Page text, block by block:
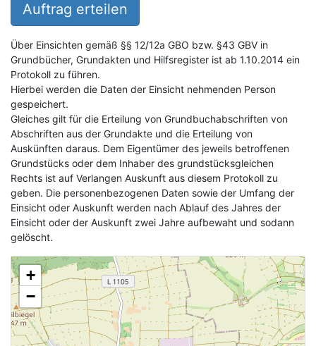
Auftrag erteilen
Über Einsichten gemäß §§ 12/12a GBO bzw. §43 GBV in
Grundbücher, Grundakten und Hilfsregister ist ab 1.10.2014 ein
Protokoll zu führen.
Hierbei werden die Daten der Einsicht nehmenden Person
gespeichert.
Gleiches gilt für die Erteilung von Grundbuchabschriften von
Abschriften aus der Grundakte und die Erteilung von
Auskünften daraus. Dem Eigentümer des jeweils betroffenen
Grundstücks oder dem Inhaber des grundstücksgleichen
Rechts ist auf Verlangen Auskunft aus diesem Protokoll zu
geben. Die personenbezogenen Daten sowie der Umfang der
Einsicht oder Auskunft werden nach Ablauf des Jahres der
Einsicht oder der Auskunft zwei Jahre aufbewaht und sodann
gelöscht.
+
−